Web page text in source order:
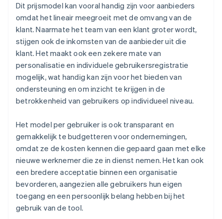
Dit prijsmodel kan vooral handig zijn voor aanbieders
omdat het lineair meegroeit met de omvang van de
klant. Naarmate het team van een klant groter wordt,
stijgen ook de inkomsten van de aanbieder uit die
klant. Het maakt ook een zekere mate van
personalisatie en individuele gebruikersregistratie
mogelijk, wat handig kan zijn voor het bieden van
ondersteuning en om inzicht te krijgen in de
betrokkenheid van gebruikers op individueel niveau.
Het model per gebruiker is ook transparant en
gemakkelijk te budgetteren voor ondernemingen,
omdat ze de kosten kennen die gepaard gaan met elke
nieuwe werknemer die ze in dienst nemen. Het kan ook
een bredere acceptatie binnen een organisatie
bevorderen, aangezien alle gebruikers hun eigen
toegang en een persoonlijk belang hebben bij het
gebruik van de tool.